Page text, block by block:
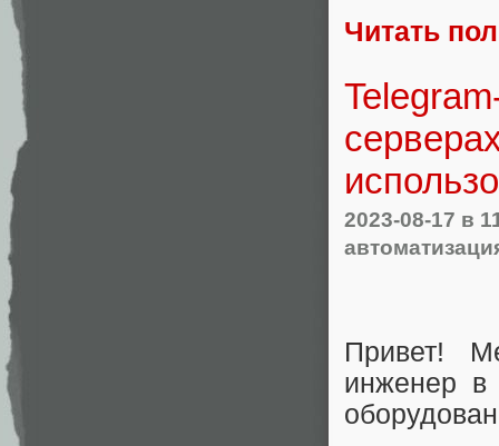
Читать
2023-08-17 в
Привет!
инженер